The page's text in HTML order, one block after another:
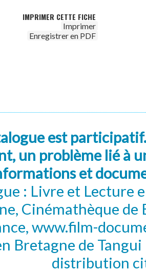
IMPRIMER CETTE FICHE
Imprimer
Enregistrer en PDF
est
un problème lié à
et
: Livre et Lecture
Cinémathèque de
www.film-
Bretagne de
distribution